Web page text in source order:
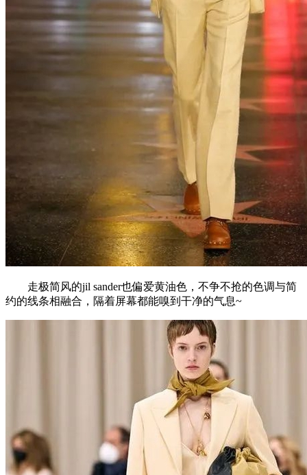
走极简风的jil sander也偏爱黄油色，不争不抢的色调与简
约的线条相融合，隔着屏幕都能嗅到干净的气息~